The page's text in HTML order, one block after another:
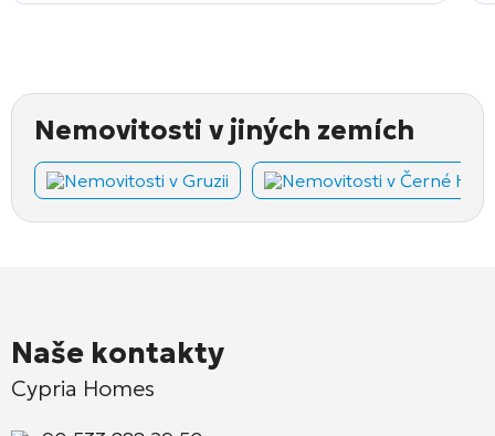
Nemovitosti v jiných zemích
Nemovitosti v Gruzii Nemovitosti v Černé Hoře
Naše kontakty
Cypria Homes